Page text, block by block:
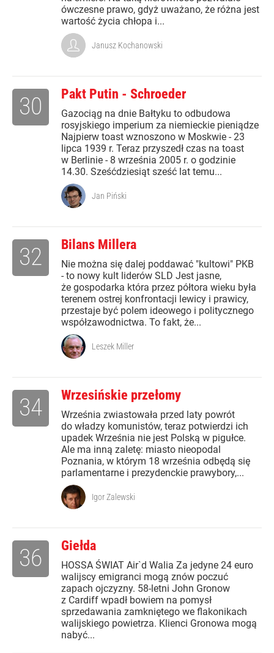
ówczesne prawo, gdyż uważano, że różna jest
wartość życia chłopa i...
Janusz Kochanowski
Pakt Putin - Schroeder
Gazociąg na dnie Bałtyku to odbudowa
rosyjskiego imperium za niemieckie pieniądze
Najpierw toast wznoszono w Moskwie - 23
lipca 1939 r. Teraz przyszedł czas na toast
w Berlinie - 8 września 2005 r. o godzinie
14.30. Sześćdziesiąt sześć lat temu...
30
Jan Piński
Bilans Millera
Nie można się dalej poddawać "kultowi" PKB
- to nowy kult liderów SLD Jest jasne,
że gospodarka która przez półtora wieku była
terenem ostrej konfrontacji lewicy i prawicy,
przestaje być polem ideowego i politycznego
współzawodnictwa. To fakt, że...
32
Leszek Miller
Wrzesińskie przełomy
Września zwiastowała przed laty powrót
do władzy komunistów, teraz potwierdzi ich
upadek Września nie jest Polską w pigułce.
Ale ma inną zaletę: miasto nieopodal
Poznania, w którym 18 września odbędą się
parlamentarne i prezydenckie prawybory,...
34
Igor Zalewski
Giełda
HOSSA ŚWIAT Air`d Walia Za jedyne 24 euro
walijscy emigranci mogą znów poczuć
zapach ojczyzny. 58-letni John Gronow
z Cardiff wpadł bowiem na pomysł
sprzedawania zamkniętego we flakonikach
walijskiego powietrza. Klienci Gronowa mogą
nabyć...
36